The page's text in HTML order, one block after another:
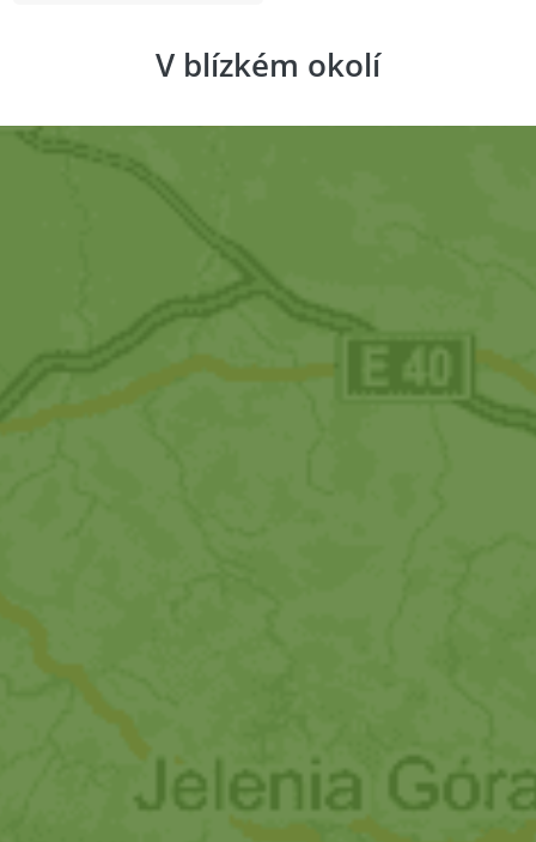
V blízkém okolí